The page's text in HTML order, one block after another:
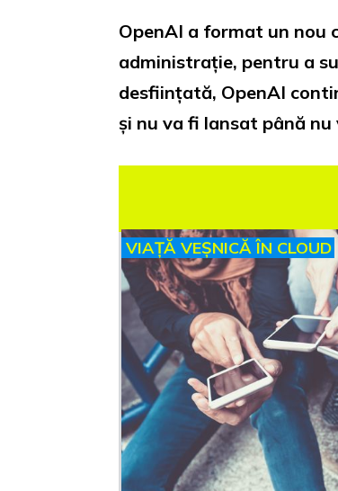
OpenAI a format un nou
administrație, pentru a
desființată, OpenAI
și nu va fi lansat până
VIAȚĂ VEȘNICĂ ÎN CLOUD